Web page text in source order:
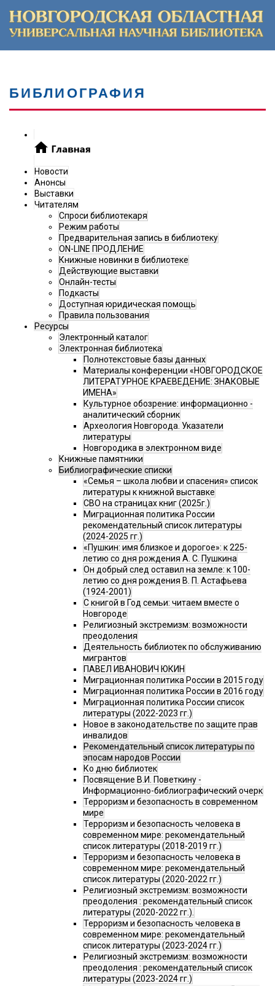
БИБЛИОГРАФИЯ
Новости
Анонсы
Выставки
Читателям
Спроси библиотекаря
Режим работы
Предварительная запись в библиотеку
ON-LINE ПРОДЛЕНИЕ
Книжные новинки в библиотеке
Действующие выставки
Онлайн-тесты
Подкасты
Доступная юридическая помощь
Правила пользования
Ресурсы
Электронный каталог
Электронная библиотека
Полнотекстовые базы данных
Материалы конференции «НОВГОРОДСКОЕ
ЛИТЕРАТУРНОЕ КРАЕВЕДЕНИЕ: ЗНАКОВЫЕ
ИМЕНА»
Культурное обозрение: информационно -
аналитический сборник
Археология Новгорода. Указатели
литературы
Новгородика в электронном виде
Книжные памятники
Библиографические списки
«Семья – школа любви и спасения» список
литературы к книжной выставке
СВО на страницах книг (2025г.)
Миграционная политика России
рекомендательный список литературы
(2024-2025 гг.)
«Пушкин: имя близкое и дорогое»: к 225-
летию со дня рождения А. С. Пушкина
Он добрый след оставил на земле: к 100-
летию со дня рождения В. П. Астафьева
(1924-2001)
С книгой в Год семьи: читаем вместе о
Новгороде
Религиозный экстремизм: возможности
преодоления
Деятельность библиотек по обслуживанию
мигрантов
ПАВЕЛ ИВАНОВИЧ ЮКИН
Миграционная политика России в 2015 году
Миграционная политика России в 2016 году
Миграционная политика России список
литературы (2022-2023 гг.)
Новое в законодательстве по защите прав
инвалидов
Рекомендательный список литературы по
эпосам народов России
Ко дню библиотек
Посвящение В.И. Поветкину -
Информационно-библиографический очерк
Терроризм и безопасность в современном
мире
Терроризм и безопасность человека в
современном мире: рекомендательный
список литературы (2018-2019 гг.)
Терроризм и безопасность человека в
современном мире: рекомендательный
список литературы (2020-2022 гг.)
Религиозный экстремизм: возможности
преодоления : рекомендательный список
литературы (2020-2022 гг.).
Терроризм и безопасность человека в
современном мире: рекомендательный
список литературы (2023-2024 гг.)
Религиозный экстремизм: возможности
преодоления : рекомендательный список
литературы (2023-2024 гг.)